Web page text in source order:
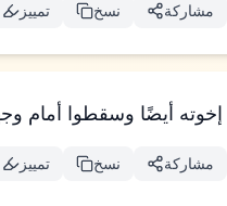
تمييز نسخ مشاركة
تمييز نسخ مشاركة